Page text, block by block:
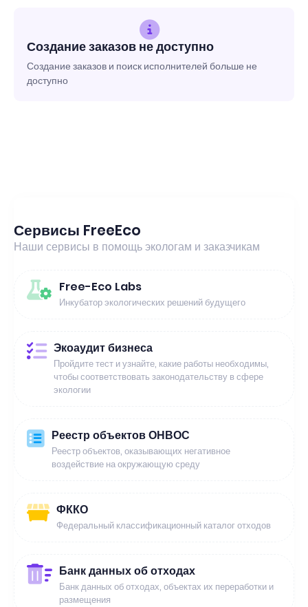
Создание заказов не доступно
Создание заказов и поиск исполнителей больше не
доступно
Сервисы FreeEco
Наши сервисы в помощь экологам и заказчикам
Free-Eco Labs
Инкубатор экологических решений будущего
Экоаудит бизнеса
Пройдите тест и узнайте, какие работы необходимы,
чтобы соответствовать законодательству в сфере
экологии
Реестр объектов ОНВОС
Реестр объектов, оказывающих негативное
воздействие на окружающую среду
ФККО
Федеральный классификационный каталог отходов
Банк данных об отходах
Банк данных об отходах, объектах их переработки и
размещения